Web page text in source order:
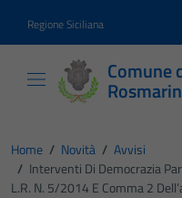
Regione Siciliana
Comune
Home / Novità / Avvisi
/ Interventi Di Democrazia
L.r. N. 5/2014 E Comma 2